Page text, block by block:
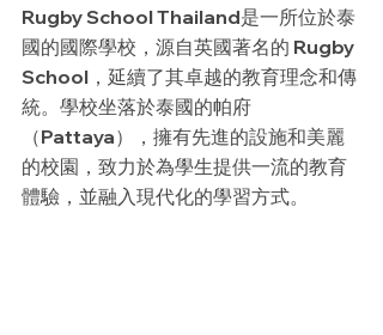
Rugby School Thailand是一所位於泰
國的國際學校，源自英國著名的 Rugby
School，延續了其卓越的教育理念和傳
統。學校坐落於泰國的帕府
（Pattaya），擁有先進的設施和美麗
的校園，致力於為學生提供一流的教育
體驗，並融入現代化的學習方式。